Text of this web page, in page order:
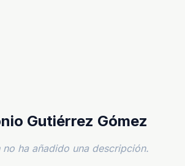
Gutiérrez Gómez
no ha añadido una descripción.